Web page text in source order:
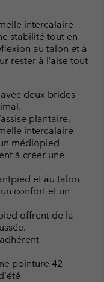
intercalaire
stabilité tout en
au talon et à
rester à l’aise tout
deux brides
plantaire.
intercalaire
médiopied
à créer une
et au talon
confort et un
offrent de la
pointure 42